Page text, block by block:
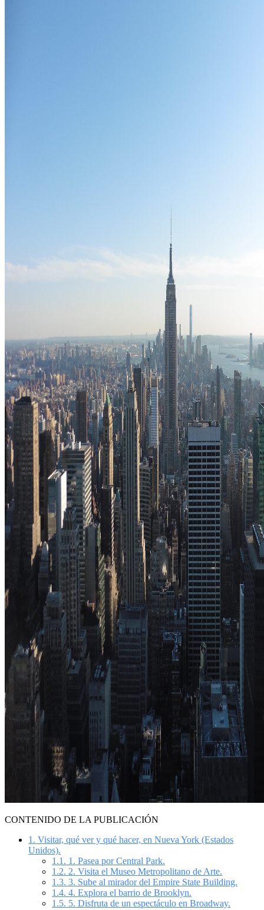
CONTENIDO DE LA PUBLICACIÓN
1. Visitar, qué ver y qué hacer, en Nueva York (Estados
Unidos).
1.1. 1. Pasea por Central Park.
1.2. 2. Visita el Museo Metropolitano de Arte.
1.3. 3. Sube al mirador del Empire State Building.
1.4. 4. Explora el barrio de Brooklyn.
1.5. 5. Disfruta de un espectáculo en Broadway.